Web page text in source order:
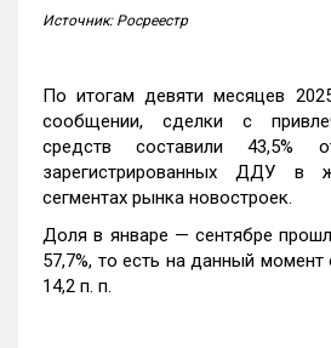
Источник: Росреестр
По итогам девяти месяцев
сообщении, сделки с
средств составили 43,5%
зарегистрированных ДДУ в
сегментах рынка новостроек.
Доля в январе — сентябре
57,7%, то есть на данный
14,2 п. п.